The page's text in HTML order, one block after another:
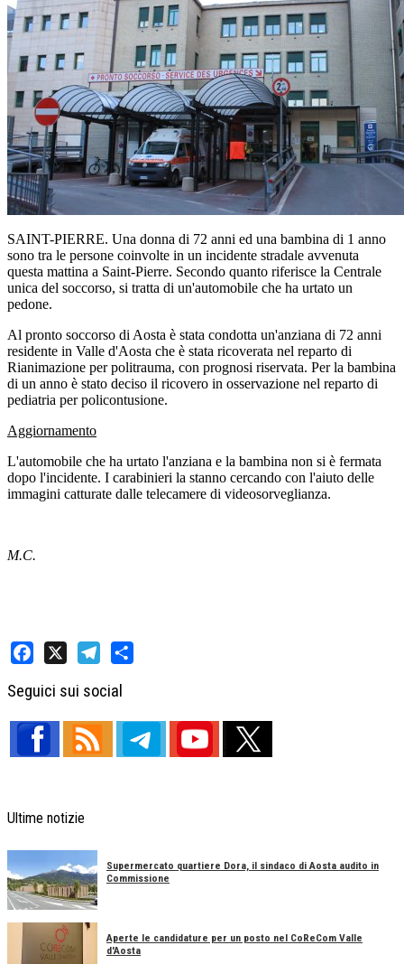
SAINT-PIERRE. Una donna di 72 anni ed una bambina di 1 anno
sono tra le persone coinvolte in un incidente stradale avvenuta
questa mattina a Saint-Pierre. Secondo quanto riferisce la Centrale
unica del soccorso, si tratta di un'automobile che ha urtato un
pedone.
Al pronto soccorso di Aosta è stata condotta un'anziana di 72 anni
residente in Valle d'Aosta che è stata ricoverata nel reparto di
Rianimazione per politrauma, con prognosi riservata. Per la bambina
di un anno è stato deciso il ricovero in osservazione nel reparto di
pediatria per policontusione.
Aggiornamento
L'automobile che ha urtato l'anziana e la bambina non si è fermata
dopo l'incidente. I carabinieri la stanno cercando con l'aiuto delle
immagini catturate dalle telecamere di videosorveglianza.
M.C.
Seguici sui social
Ultime notizie
Supermercato quartiere Dora, il sindaco di Aosta audito in
Commissione
Aperte le candidature per un posto nel CoReCom Valle
d'Aosta